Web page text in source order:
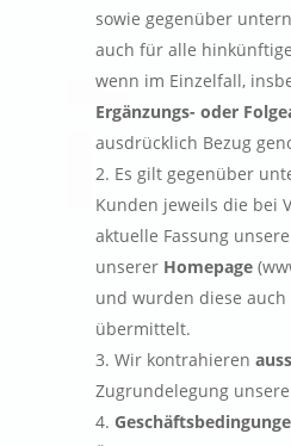
sowie gegenüber
auch für alle
wenn im Einzelfall,
Ergänzungs- oder
ausdrücklich Bezug
Es gilt gegenüber
Kunden jeweils die bei
aktuelle Fassung
unserer Homepage
und wurden diese
übermittelt.
Wir kontrahieren
Zugrundelegung